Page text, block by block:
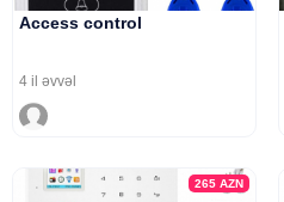
Access control
4 il əvvəl
265AZN